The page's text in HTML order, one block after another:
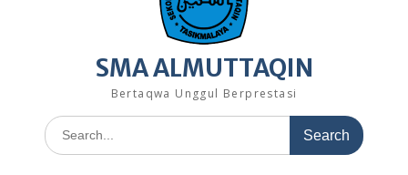
SMA ALMUTTAQIN
Bertaqwa Unggul Berprestasi
Search
for: